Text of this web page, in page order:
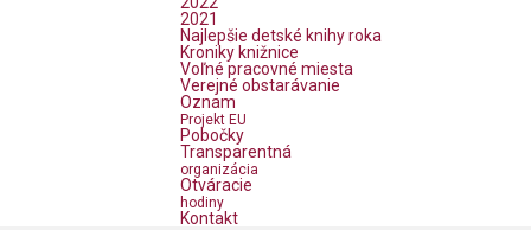
2021
Najlepšie detské knihy roka
Kroniky knižnice
Voľné pracovné miesta
Verejné obstarávanie
Oznam
Projekt EU
Pobočky
Transparentná
organizácia
Otváracie
hodiny
Kontakt